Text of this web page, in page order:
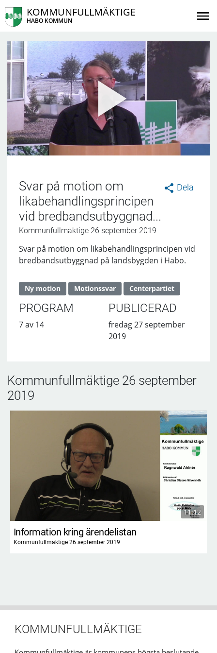
KOMMUNFULLMÄKTIGE
HABO KOMMUN
Dela
Svar på motion om
likabehandlingsprincipen
vid bredbandsutbyggnad...
Kommunfullmäktige 26 september 2019
Svar på motion om likabehandlingsprincipen vid
bredbandsutbyggnad på landsbygden i Habo.
Ny motion Motionssvar Centerpartiet
PROGRAM
7 av 14
PUBLICERAD
fredag 27 september
2019
Kommunfullmäktige 26 september
2019
11:12
Information kring ärendelistan
Kommunfullmäktige 26 september 2019
KOMMUNFULLMÄKTIGE